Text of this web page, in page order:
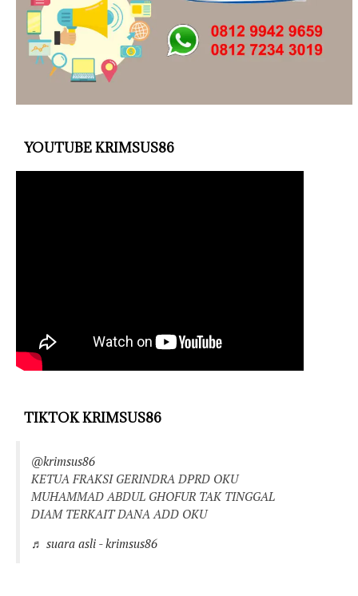
YOUTUBE KRIMSUS86
TIKTOK KRIMSUS86
@krimsus86
KETUA FRAKSI GERINDRA DPRD OKU
MUHAMMAD ABDUL GHOFUR TAK TINGGAL
DIAM TERKAIT DANA ADD OKU
♬ suara asli - krimsus86